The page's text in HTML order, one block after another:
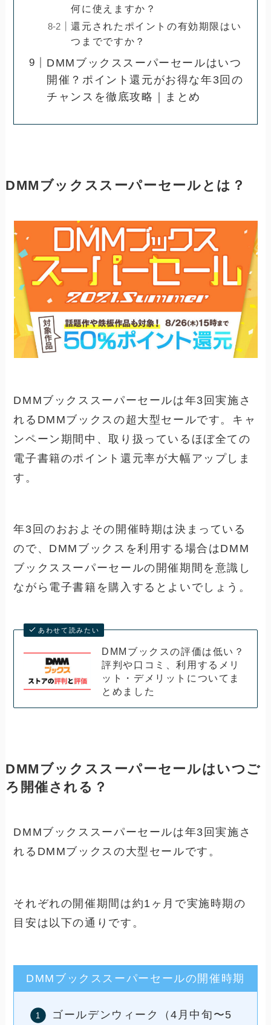
何に使えますか？
還元されたポイントの有効期限はい
つまでですか？
DMMブックススーパーセールはいつ
開催？ポイント還元がお得な年3回の
チャンスを徹底攻略｜まとめ
DMMブックススーパーセールとは？
DMMブックススーパーセールは年3回実施さ
れるDMMブックスの超大型セールです。キャ
ンペーン期間中、取り扱っているほぼ全ての
電子書籍のポイント還元率が大幅アップしま
す。
年3回のおおよその開催時期は決まっている
ので、DMMブックスを利用する場合はDMM
ブックススーパーセールの開催期間を意識し
ながら電子書籍を購入するとよいでしょう。
あわせて読みたい
DMMブックスの評価は低い？
評判や口コミ、利用するメリ
ット・デメリットについてま
とめました
DMMブックススーパーセールはいつご
ろ開催される？
DMMブックススーパーセールは年3回実施さ
れるDMMブックスの大型セールです。
それぞれの開催期間は約1ヶ月で実施時期の
目安は以下の通りです。
DMMブックススーパーセールの開催時期
ゴールデンウィーク（4月中旬〜5